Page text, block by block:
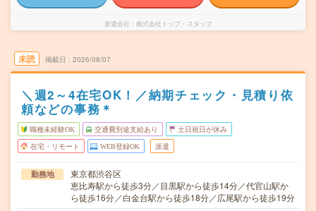
派遣会社 株式会社トップ・スタッフ
未読 掲載日 2026/08/07
＼週2～4在宅OK！／納期チェック・見積り依
頼などの事務＊
職種未経験OK 交通費別途支給あり 土日祝日が休み
在宅・リモート WEB登録OK 派遣
勤務地
東京都渋谷区
恵比寿駅から徒歩3分／目黒駅から徒歩14分／代官山駅か
ら徒歩16分／白金台駅から徒歩18分／広尾駅から徒歩19分